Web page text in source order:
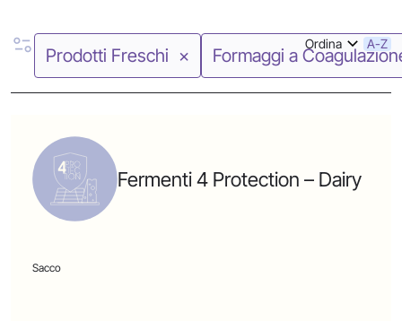
Prodotti Freschi Formaggi a
Ordina A-Z
Fermenti 4 Protection – Dairy
Sacco